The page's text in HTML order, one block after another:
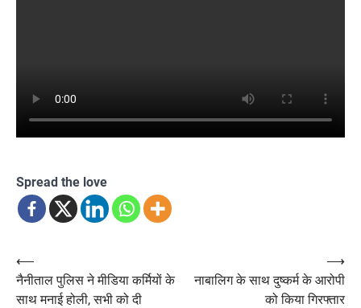
Spread the love
Post
navigation
⟵
नैनीताल पुलिस ने मीडिया कर्मियों के
साथ मनाई होली, सभी को दी
नाबालिग के साथ दुष्कर्म के आरोपी
को किया गिरफ्तार
⟶